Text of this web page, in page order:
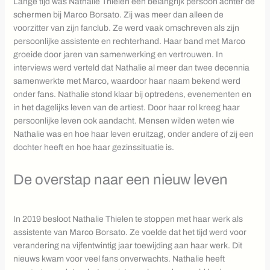
schermen bij Marco Borsato. Zij was meer dan alleen de
voorzitter van zijn fanclub. Ze werd vaak omschreven als zijn
persoonlijke assistente en rechterhand. Haar band met Marco
groeide door jaren van samenwerking en vertrouwen. In
interviews werd verteld dat Nathalie al meer dan twee decennia
samenwerkte met Marco, waardoor haar naam bekend werd
onder fans. Nathalie stond klaar bij optredens, evenementen en
in het dagelijks leven van de artiest. Door haar rol kreeg haar
persoonlijke leven ook aandacht. Mensen wilden weten wie
Nathalie was en hoe haar leven eruitzag, onder andere of zij een
dochter heeft en hoe haar gezinssituatie is.
De overstap naar een nieuw leven
In 2019 besloot Nathalie Thielen te stoppen met haar werk als
assistente van Marco Borsato. Ze voelde dat het tijd werd voor
verandering na vijfentwintig jaar toewijding aan haar werk. Dit
nieuws kwam voor veel fans onverwachts. Nathalie heeft